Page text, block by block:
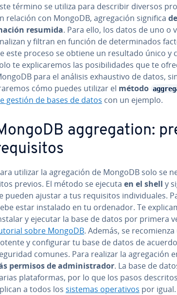
término se utiliza para describir diversos
relación con MongoDB, agre­ga­ción significa
resumida. Para ello, los datos de uno o
y filtran en función de de­te­r­mi­na­dos
este proceso se obtiene un resultado único y
te ex­pli­ca­re­mos las po­si­bi­li­da­des que te
para el análisis exhau­s­ti­vo de datos,
cómo puedes utilizar el método
gestión de bases de datos con un ejemplo.
ag­gre­ga­tion:
utilizar la agre­ga­ción de MongoDB solo se
previos. El método se ejecuta en el shell y
pueden ajustar a tus re­qui­si­tos in­di­vi­dua­les.
estar instalado en tu ordenador. Te
y ejecutar la base de datos por primera
sobre MongoDB. Además, se
y co­n­fi­gu­rar tu base de datos de
comunes. Para realizar la agre­ga­ción
permisos de ad­mi­ni­s­tra­dor. La base de
pla­ta­fo­r­mas, por lo que los pasos
a todos los sistemas ope­ra­ti­vos por igual.